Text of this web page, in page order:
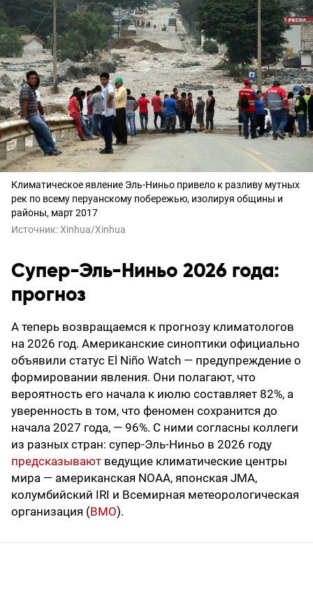
Климатическое явление Эль-Ниньо привело к разливу мутных
рек по всему перуанскому побережью, изолируя общины и
районы, март 2017
Источник:Xinhua/Xinhua
Супер-Эль-Ниньо 2026 года:
прогноз
А теперь возвращаемся к прогнозу климатологов
на 2026 год. Американские синоптики официально
объявили статус El Niño Watch — предупреждение о
формировании явления. Они полагают, что
вероятность его начала к июлю составляет 82%, а
уверенность в том, что феномен сохранится до
начала 2027 года, — 96%. С ними согласны коллеги
из разных стран: супер-Эль-Ниньо в 2026 году
предсказывают ведущие климатические центры
мира — американская NOAA, японская JMA,
колумбийский IRI и Всемирная метеорологическая
организация (ВМО).